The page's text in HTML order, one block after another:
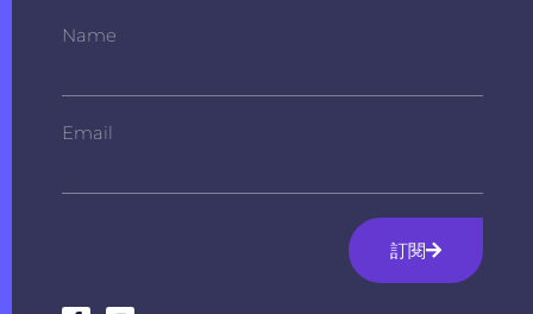
Name
Email
訂閱